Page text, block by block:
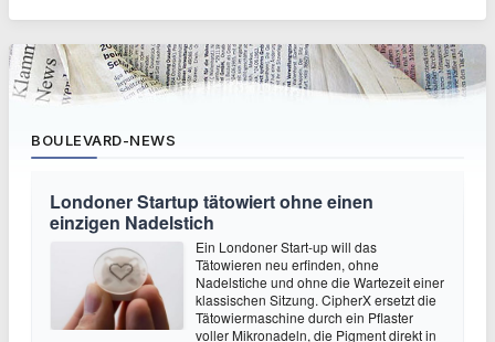
BOULEVARD-NEWS
Londoner Startup tätowiert ohne einen
einzigen Nadelstich
Ein Londoner Start-up will das
Tätowieren neu erfinden, ohne
Nadelstiche und ohne die Wartezeit einer
klassischen Sitzung. CipherX ersetzt die
Tätowiermaschine durch ein Pflaster
voller Mikronadeln, die Pigment direkt in